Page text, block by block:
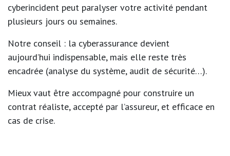
cyberincident peut paralyser votre activité pendant
plusieurs jours ou semaines.
Notre conseil : la cyberassurance devient
aujourd’hui indispensable, mais elle reste très
encadrée (analyse du système, audit de sécurité…).
Mieux vaut être accompagné pour construire un
contrat réaliste, accepté par l’assureur, et efficace en
cas de crise.